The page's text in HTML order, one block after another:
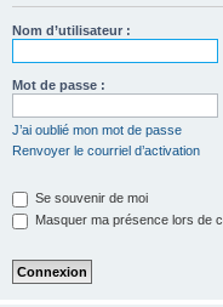
Nom d’utilisateur :
Mot de passe :
J’ai oublié mon mot de passe
Renvoyer le courriel d’activation
Se souvenir de moi
Masquer ma présence lors de